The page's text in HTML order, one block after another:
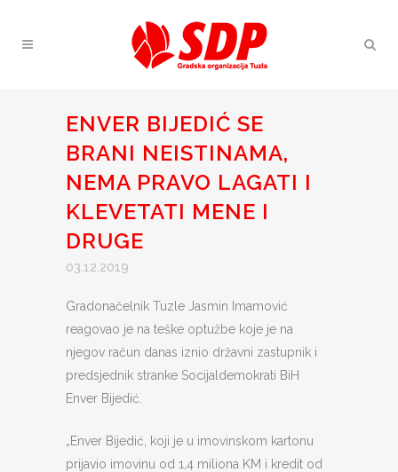
ENVER BIJEDIĆ SE
BRANI NEISTINAMA,
NEMA PRAVO LAGATI I
KLEVETATI MENE I
DRUGE
03.12.2019
Gradonačelnik Tuzle Jasmin Imamović
reagovao je na teške optužbe koje je na
njegov račun danas iznio državni zastupnik i
predsjednik stranke Socijaldemokrati BiH
Enver Bijedić.
„Enver Bijedić, koji je u imovinskom kartonu
prijavio imovinu od 1,4 miliona KM i kredit od